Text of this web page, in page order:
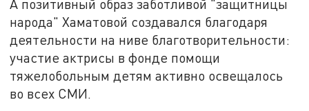
А позитивный образ заботливой "защитницы
народа" Хаматовой создавался благодаря
деятельности на ниве благотворительности:
участие актрисы в фонде помощи
тяжелобольным детям активно освещалось
во всех СМИ.